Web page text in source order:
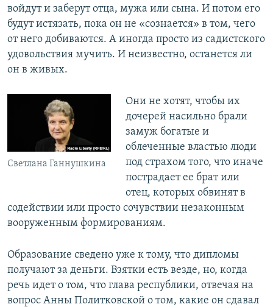
войдут и заберут отца, мужа или сына. И потом его
будут истязать, пока он не «сознается» в том, чего
от него добиваются. А иногда просто из садистского
удовольствия мучить. И неизвестно, останется ли
он в живых.
Светлана Ганнушкина
Они не хотят, чтобы их
дочерей насильно брали
замуж богатые и
облеченные властью люди
под страхом того, что иначе
пострадает ее брат или
отец, которых обвинят в
содействии или просто сочувствии незаконным
вооруженным формированиям.
Образование сведено уже к тому, что дипломы
получают за деньги. Взятки есть везде, но, когда
речь идет о том, что глава республики, отвечая на
вопрос Анны Политковской о том, какие он сдавал